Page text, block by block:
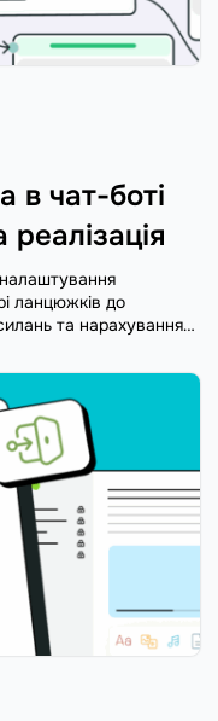
в чат-боті
ланцюжків до
та нарахування